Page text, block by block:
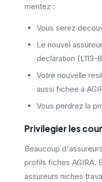
mentez :
Vous serez
Le nouvel
declaration (L113-
Votre nouvelle
aussi fichee a
Vous perdrez la
Privilegier les
Beaucoup
profils fiches AGIRA.
assureurs niches